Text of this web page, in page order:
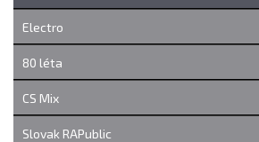
Electro
80 léta
CS Mix
Slovak RAPublic